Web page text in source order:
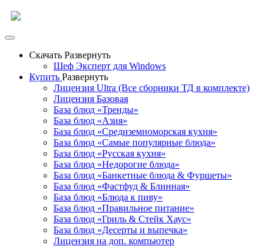
Скачать Развернуть
Шеф Эксперт для Windows
Купить Развернуть
Лицензия Ultra (Все сборники ТД в комплекте)
Лицензия Базовая
База блюд «Тренды»
База блюд «Азия»
База блюд «Средиземноморская кухня»
База блюд «Самые популярные блюда»
База блюд «Русская кухня»
База блюд «Недорогие блюда»
База блюд «Банкетные блюда & Фуршеты»
База блюд «Фастфуд & Блинная»
База блюд «Блюда к пиву»
База блюд «Правильное питание»
База блюд «Гриль & Стейк Хаус»
База блюд «Десерты и выпечка»
Лицензия на доп. компьютер